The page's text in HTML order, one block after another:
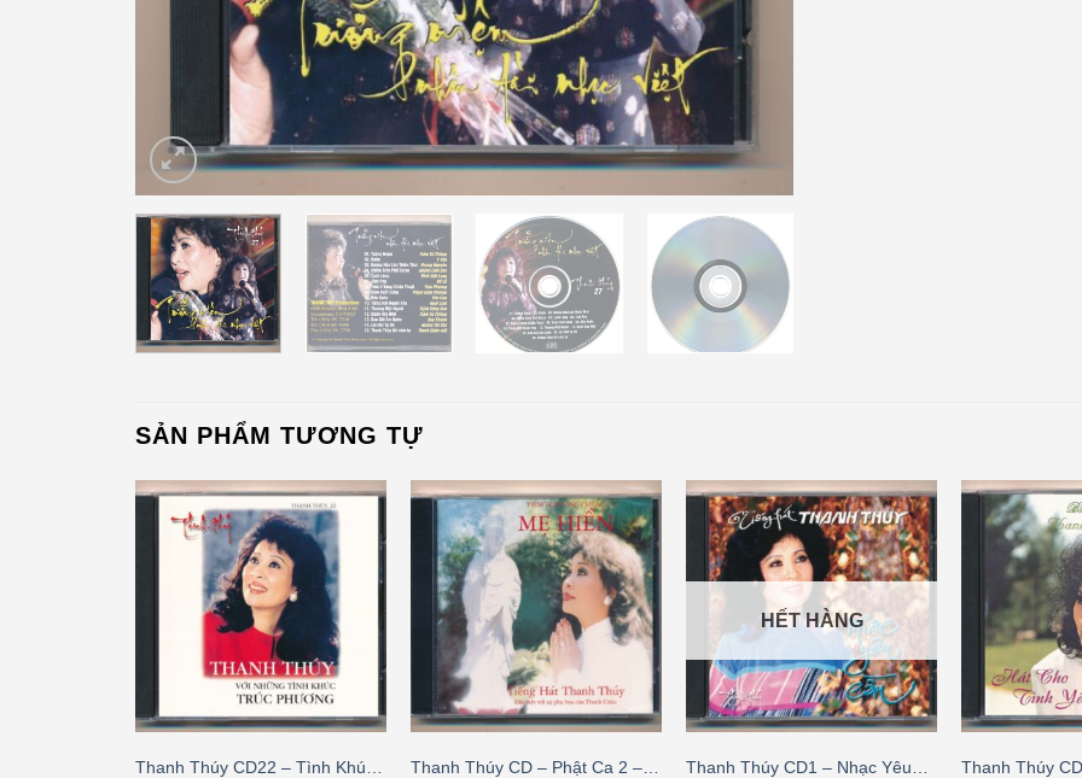
SẢN PHẨM TƯƠNG TỰ
Thanh Thúy CD22 – Tình Khúc
Thanh Thúy CD – Phật Ca 2 –
HẾT HÀNG
Thanh Thúy CD1 – Nhạc Yêu
Thanh Thúy